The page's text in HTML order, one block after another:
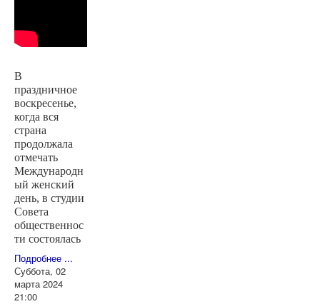
В
праздничное
воскресенье,
когда вся
страна
продолжала
отмечать
Международн
ый женский
день, в студии
Совета
общественнос
ти состоялась
Подробнее ...
Суббота, 02
марта 2024
21:00